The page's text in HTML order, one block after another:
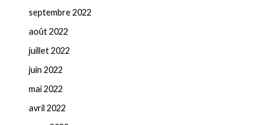
septembre 2022
août 2022
juillet 2022
juin 2022
mai 2022
avril 2022